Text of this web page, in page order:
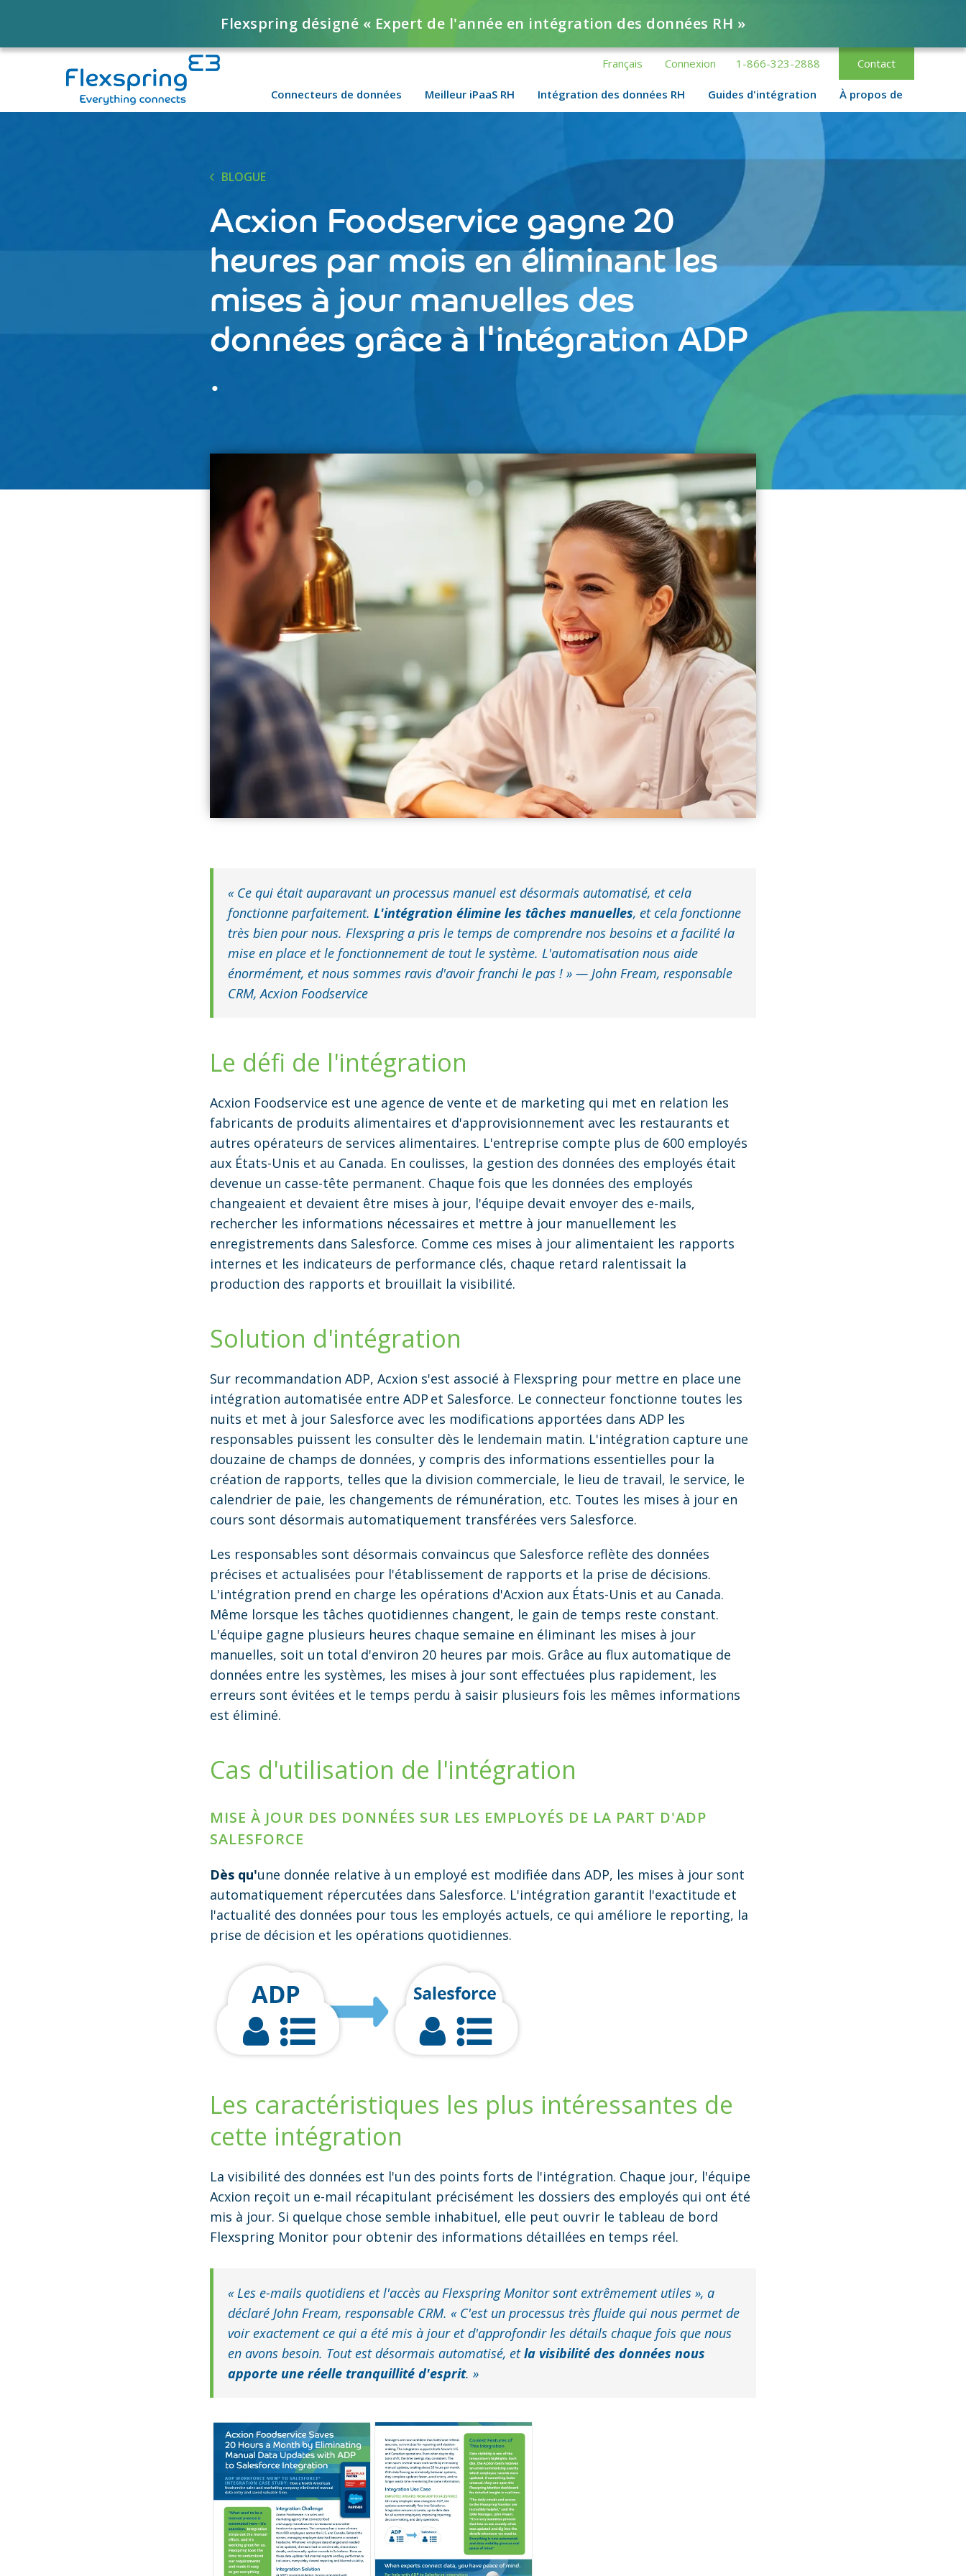
Flexspring désigné « Expert de l'année en intégration des données RH »
Contact
1-866-323-2888
Connexion
Français
Connecteurs de données Meilleur iPaaS RH Intégration des données RH Guides d'intégration À propos de
BLOGUE
Acxion Foodservice gagne 20
heures par mois en éliminant les
mises à jour manuelles des
données grâce à l'intégration ADP
.
« Ce qui était auparavant un processus manuel est désormais automatisé, et cela
fonctionne parfaitement. L'intégration élimine les tâches manuelles, et cela fonctionne
très bien pour nous. Flexspring a pris le temps de comprendre nos besoins et a facilité la
mise en place et le fonctionnement de tout le système. L'automatisation nous aide
énormément, et nous sommes ravis d'avoir franchi le pas ! » — John Fream, responsable
CRM, Acxion Foodservice
Le défi de l'intégration
Acxion Foodservice est une agence de vente et de marketing qui met en relation les
fabricants de produits alimentaires et d'approvisionnement avec les restaurants et
autres opérateurs de services alimentaires. L'entreprise compte plus de 600 employés
aux États-Unis et au Canada. En coulisses, la gestion des données des employés était
devenue un casse-tête permanent. Chaque fois que les données des employés
changeaient et devaient être mises à jour, l'équipe devait envoyer des e-mails,
rechercher les informations nécessaires et mettre à jour manuellement les
enregistrements dans Salesforce. Comme ces mises à jour alimentaient les rapports
internes et les indicateurs de performance clés, chaque retard ralentissait la
production des rapports et brouillait la visibilité.
Solution d'intégration
Sur recommandation ADP, Acxion s'est associé à Flexspring pour mettre en place une
intégration automatisée entre ADP et Salesforce. Le connecteur fonctionne toutes les
nuits et met à jour Salesforce avec les modifications apportées dans ADP les
responsables puissent les consulter dès le lendemain matin. L'intégration capture une
douzaine de champs de données, y compris des informations essentielles pour la
création de rapports, telles que la division commerciale, le lieu de travail, le service, le
calendrier de paie, les changements de rémunération, etc. Toutes les mises à jour en
cours sont désormais automatiquement transférées vers Salesforce.
Les responsables sont désormais convaincus que Salesforce reflète des données
précises et actualisées pour l'établissement de rapports et la prise de décisions.
L'intégration prend en charge les opérations d'Acxion aux États-Unis et au Canada.
Même lorsque les tâches quotidiennes changent, le gain de temps reste constant.
L'équipe gagne plusieurs heures chaque semaine en éliminant les mises à jour
manuelles, soit un total d'environ 20 heures par mois. Grâce au flux automatique de
données entre les systèmes, les mises à jour sont effectuées plus rapidement, les
erreurs sont évitées et le temps perdu à saisir plusieurs fois les mêmes informations
est éliminé.
Cas d'utilisation de l'intégration
MISE À JOUR DES DONNÉES SUR LES EMPLOYÉS DE LA PART D'ADP
SALESFORCE
Dès qu'une donnée relative à un employé est modifiée dans ADP, les mises à jour sont
automatiquement répercutées dans Salesforce. L'intégration garantit l'exactitude et
l'actualité des données pour tous les employés actuels, ce qui améliore le reporting, la
prise de décision et les opérations quotidiennes.
Les caractéristiques les plus intéressantes de
cette intégration
La visibilité des données est l'un des points forts de l'intégration. Chaque jour, l'équipe
Acxion reçoit un e-mail récapitulant précisément les dossiers des employés qui ont été
mis à jour. Si quelque chose semble inhabituel, elle peut ouvrir le tableau de bord
Flexspring Monitor pour obtenir des informations détaillées en temps réel.
« Les e-mails quotidiens et l'accès au Flexspring Monitor sont extrêmement utiles », a
déclaré John Fream, responsable CRM. « C'est un processus très fluide qui nous permet de
voir exactement ce qui a été mis à jour et d'approfondir les détails chaque fois que nous
en avons besoin. Tout est désormais automatisé, etla visibilité des données nous
apporte une réelle tranquillité d'esprit. »